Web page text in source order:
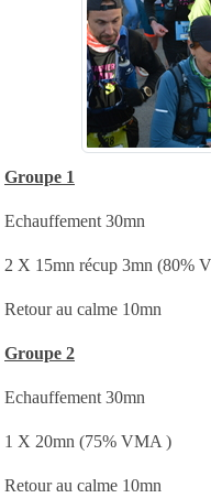
Groupe 1
Echauffement 30mn
2 X 15mn récup 3mn (80%
Retour au calme 10mn
Groupe 2
Echauffement 30mn
1 X 20mn (75% VMA )
Retour au calme 10mn